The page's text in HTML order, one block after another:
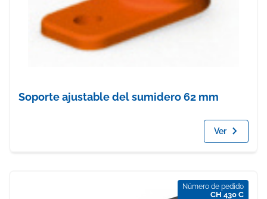
Soporte ajustable del sumidero 62 mm
Ver
Número de pedido
CH 430 C